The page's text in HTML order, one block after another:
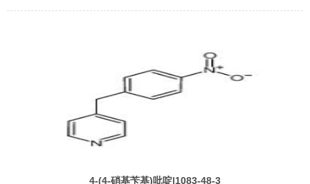
4-(4-硝基苄基)吡啶|1083-48-3